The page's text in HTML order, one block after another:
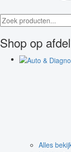
Shop op
Alles